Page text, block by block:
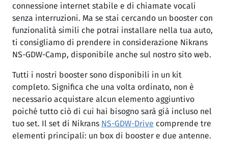
connessione internet stabile e di chiamate vocali
senza interruzioni. Ma se stai cercando un booster con
funzionalità simili che potrai installare nella tua auto,
ti consigliamo di prendere in considerazione Nikrans
NS-GDW-Camp, disponibile anche sul nostro sito web.
Tutti i nostri booster sono disponibili in un kit
completo. Significa che una volta ordinato, non è
necessario acquistare alcun elemento aggiuntivo
poiché tutto ciò di cui hai bisogno sarà già incluso nel
tuo set. Il set di Nikrans NS-GDW-Drive comprende tre
elementi principali: un box di booster e due antenne.